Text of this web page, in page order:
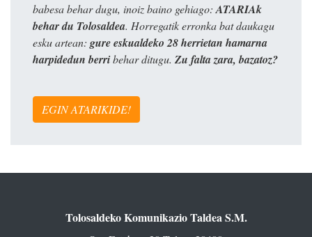
babesa behar dugu, inoiz baino gehiago: ATARIAk
behar du Tolosaldea. Horregatik erronka bat daukagu
esku artean: gure eskualdeko 28 herrietan hamarna
harpidedun berribehar ditugu. Zu falta zara, bazatoz?
EGIN ATARIKIDE!
Tolosaldeko Komunikazio Taldea S.M.